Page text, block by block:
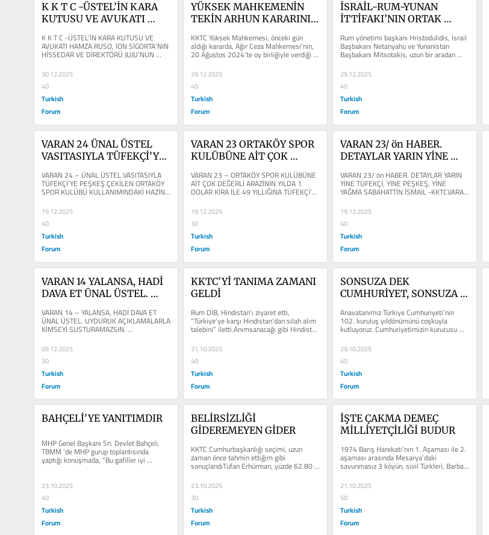
K K T C -ÜSTEL’İN KARA
KUTUSU VE AVUKATI
HAMZA RUSO, İON
SİGORTA’NIN HİSSEDAR
VE DİREKTÖRÜ
K K T C -ÜSTEL’İN KARA KUTUSU VE
AVUKATI HAMZA RUSO, İON SİGORTA’NIN
HİSSEDAR VE DİREKTÖRÜ JUJU’NUN
30.12.2025
40
Turkish
Forum
YÜKSEK MAHKEMENİN
TEKİN ARHUN KARARININ
KKTC Yüksek Mahkemesi, önceki gün
aldığı kararda, Ağır Ceza Mahkemesi’nin,
20 Ağustos 2024’te oy birliğiyle verdiği
kararı bozdu ve...
29.12.2025
40
Turkish
Forum
İSRAİL-RUM-YUNAN
İTTİFAKI’NIN ORTAK
GEREKEN KARŞI ADIMLAR
Rum yönetimi başkanı Hristodulidis, İsrail
Başbakanı Netanyahu ve Yunanistan
Başbakanı Mitsotakis, uzun bir aradan
sonra, 22 Aralık 2025’de...
29.12.2025
40
Turkish
Forum
VARAN 24 ÜNAL ÜSTEL
VASITASIYLA TÜFEKÇİ’YE
ORTAKÖY SPOR KULÜBÜ
KULLANIMINDAKİ HAZİNE
ÖYKÜSÜNÜ ANLATMAYA
DEVAM EDİYORUM -2
VARAN 24 – ÜNAL ÜSTEL VASITASIYLA
TÜFEKÇİ’YE PEŞKEŞ ÇEKİLEN ORTAKÖY
SPOR KULÜBÜ KULLANIMINDAKİ HAZİNE
19.12.2025
40
Turkish
Forum
VARAN 23 ORTAKÖY SPOR
KULÜBÜNE AİT ÇOK
1 DOLAR KİRA İLE 49
YILLIĞINA TÜFEKÇİ’YE
ŞOK EDİCİ ÖYKÜSÜ
VARAN 23 – ORTAKÖY SPOR KULÜBÜNE
AİT ÇOK DEĞERLİ ARAZİNİN YILDA 1
DOLAR KİRA İLE 49 YILLIĞINA TÜFEKÇİ’YE
19.12.2025
30
Turkish
Forum
VARAN 23/ ön HABER.
DETAYLAR YARIN YİNE
YİNE YAĞMA
VARAN 23/ ön HABER. DETAYLAR YARIN
YİNE TÜFEKÇİ, YİNE PEŞKEŞ, YİNE
YAĞMA SABAHATTİN İSMAİL -KKTCVARAN
19.12.2025
40
Turkish
Forum
VARAN 14 YALANSA, HADİ
DAVA ET ÜNAL ÜSTEL.
AÇIKLAMALARLA
KİMSEYİ
VARAN 14 – YALANSA, HADİ DAVA ET
ÜNAL ÜSTEL. UYDURUK AÇIKLAMALARLA
KİMSEYİ SUSTURAMAZSIN.
YATIRIM”...
09.12.2025
30
Turkish
Forum
KKTC’Yİ TANIMA ZAMANI
GELDİ
Rum DİB, Hindistan’ı ziyaret etti,
“Türkiye’ye karşı Hindistan’dan silah alım
talebini” iletti.Anımsanacağı gibi Hindistan
31.10.2025
40
Turkish
Forum
SONSUZA DEK
CUMHURİYET, SONSUZA
Anavatanımız Türkiye Cumhuriyeti’nin
102. kuruluş yıldönümünü coşkuyla
kutluyoruz. Cumhuriyetimizin kurucusu
büyük Atatürk’ü...
29.10.2025
40
Turkish
Forum
BAHÇELİ’YE YANITIMDIR
MHP Genel Başkanı Sn. Devlet Bahçeli,
TBMM ‘de MHP gurup toplantısında
yaptığı konuşmada, “Bu gafiller iyi
dinĺesinler, nasıl olsa...
23.10.2025
40
Turkish
Forum
BELİRSİZLİĞİ
GİDEREMEYEN GİDER
KKTC Cumhurbaşkanlığı seçimi, uzun
zaman önce tahmin ettiğim gibi
sonuçlandıTufan Erhürman, yüzde 62.80
oyla KKTC ‘nin 6. Cumhurbaşkanı...
23.10.2025
30
Turkish
Forum
İŞTE ÇAKMA DEMEÇ
MİLLİYETÇİLİĞİ BUDUR
1974 Barış Harekatı’nın 1. Aşaması ile 2.
aşaması arasında Mesarya’daki
savunmasız 3 köyün, sivil Türkleri, Barbar
21.10.2025
50
Turkish
Forum